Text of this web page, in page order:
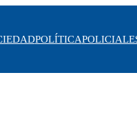
POLÍTICA